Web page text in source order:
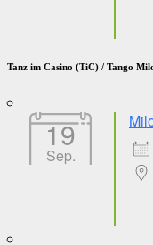
Tanz im Casino (TiC) / Tango
19
Sep.